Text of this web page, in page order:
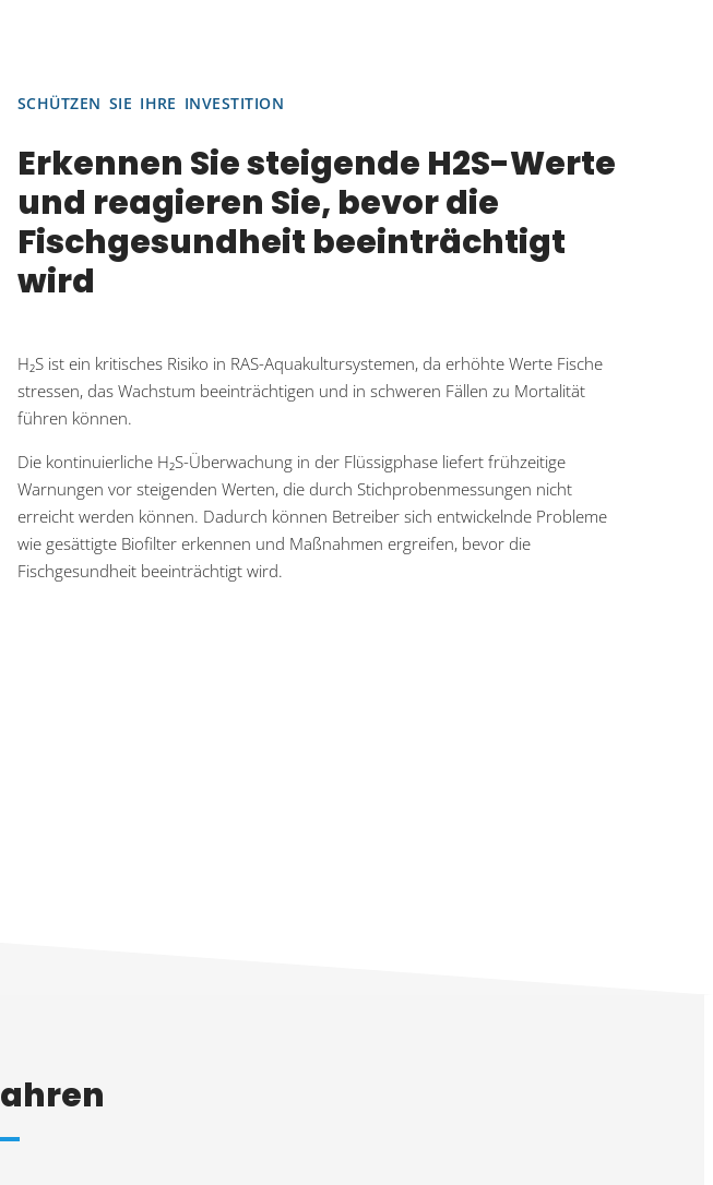
SCHÜTZEN SIE IHRE INVESTITION
Erkennen Sie steigende H2S-Werte
und reagieren Sie, bevor die
Fischgesundheit beeinträchtigt
wird
H₂S ist ein kritisches Risiko in RAS-Aquakultursystemen, da erhöhte Werte Fische
stressen, das Wachstum beeinträchtigen und in schweren Fällen zu Mortalität
führen können.
Die kontinuierliche H₂S-Überwachung in der Flüssigphase liefert frühzeitige
Warnungen vor steigenden Werten, die durch Stichprobenmessungen nicht
erreicht werden können. Dadurch können Betreiber sich entwickelnde Probleme
wie gesättigte Biofilter erkennen und Maßnahmen ergreifen, bevor die
Fischgesundheit beeinträchtigt wird.